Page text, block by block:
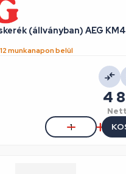
(állványban) AEG
munkanapon belül
4